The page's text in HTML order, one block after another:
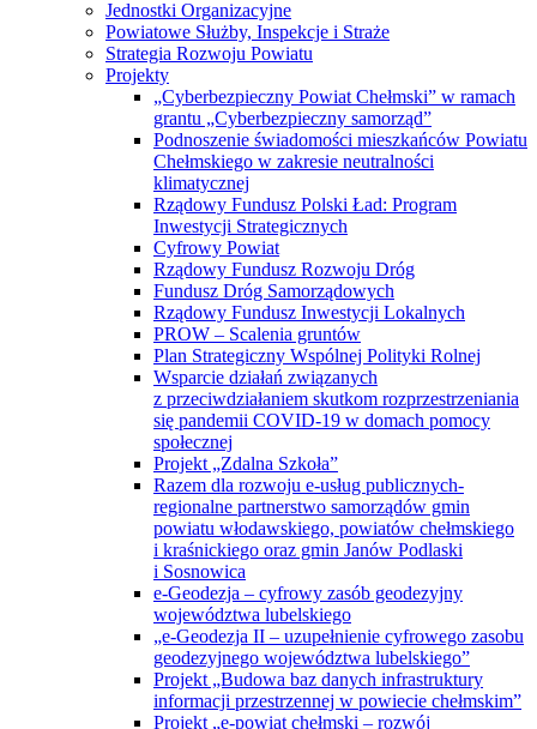
Jednostki Organizacyjne
Powiatowe Służby, Inspekcje i Straże
Strategia Rozwoju Powiatu
Projekty
„Cyberbezpieczny Powiat Chełmski” w ramach
grantu „Cyberbezpieczny samorząd”
Podnoszenie świadomości mieszkańców Powiatu
Chełmskiego w zakresie neutralności
klimatycznej
Rządowy Fundusz Polski Ład: Program
Inwestycji Strategicznych
Cyfrowy Powiat
Rządowy Fundusz Rozwoju Dróg
Fundusz Dróg Samorządowych
Rządowy Fundusz Inwestycji Lokalnych
PROW – Scalenia gruntów
Plan Strategiczny Wspólnej Polityki Rolnej
Wsparcie działań związanych
z przeciwdziałaniem skutkom rozprzestrzeniania
się pandemii COVID-19 w domach pomocy
społecznej
Projekt „Zdalna Szkoła”
Razem dla rozwoju e-usług publicznych-
regionalne partnerstwo samorządów gmin
powiatu włodawskiego, powiatów chełmskiego
i kraśnickiego oraz gmin Janów Podlaski
i Sosnowica
e-Geodezja – cyfrowy zasób geodezyjny
województwa lubelskiego
„e-Geodezja II – uzupełnienie cyfrowego zasobu
geodezyjnego województwa lubelskiego”
Projekt „Budowa baz danych infrastruktury
informacji przestrzennej w powiecie chełmskim”
Projekt „e-powiat chełmski – rozwój